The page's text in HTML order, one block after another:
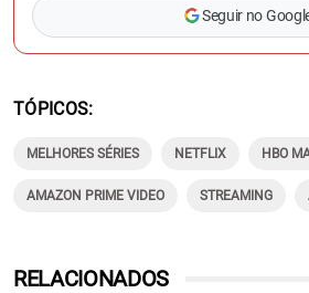
Seguir no
TÓPICOS
MELHORES SÉRIES NETFLIX HBO
AMAZON PRIME VIDEO STREAMING
RELACIONADOS